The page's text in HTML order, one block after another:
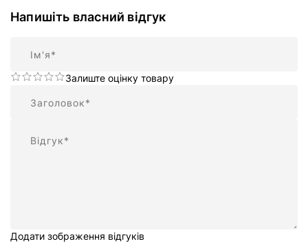
Напишіть власний відгук
Залиште оцінку товару
Додати зображення відгуків